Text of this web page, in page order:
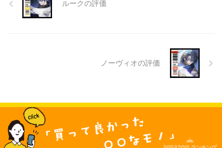
ルークの評価
ノーヴィオの評価